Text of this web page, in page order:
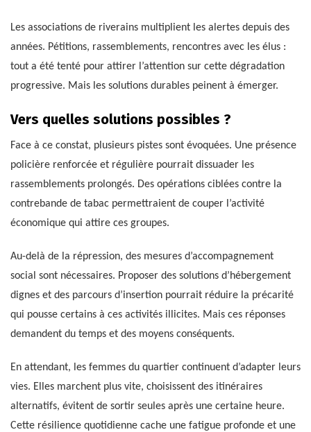
Les associations de riverains multiplient les alertes depuis des
années. Pétitions, rassemblements, rencontres avec les élus :
tout a été tenté pour attirer l’attention sur cette dégradation
progressive. Mais les solutions durables peinent à émerger.
Vers quelles solutions possibles ?
Face à ce constat, plusieurs pistes sont évoquées. Une présence
policière renforcée et régulière pourrait dissuader les
rassemblements prolongés. Des opérations ciblées contre la
contrebande de tabac permettraient de couper l’activité
économique qui attire ces groupes.
Au-delà de la répression, des mesures d’accompagnement
social sont nécessaires. Proposer des solutions d’hébergement
dignes et des parcours d’insertion pourrait réduire la précarité
qui pousse certains à ces activités illicites. Mais ces réponses
demandent du temps et des moyens conséquents.
En attendant, les femmes du quartier continuent d’adapter leurs
vies. Elles marchent plus vite, choisissent des itinéraires
alternatifs, évitent de sortir seules après une certaine heure.
Cette résilience quotidienne cache une fatigue profonde et une